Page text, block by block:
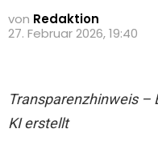
von Redaktion
27. Februar 2026, 19:40
Transparenzhinweis –
KI erstellt